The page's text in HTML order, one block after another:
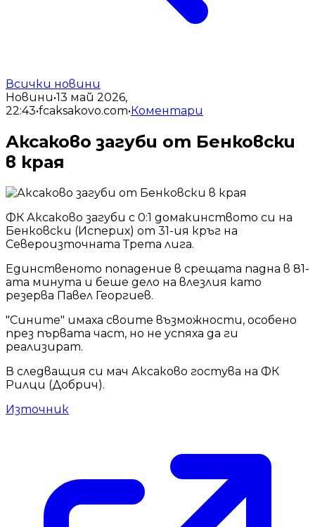
Всички новини
Новини•13 май 2026,
22:43•fcaksakovo.com•Коментари
Аксаково загуби от Бенковски
в края
ФК Аксаково загуби с 0:1 домакинството си на
Бенковски (Исперих) от 31-ия кръг на
Североизточната Трета лига.
Единственото попадение в срещата падна в 81-
ата минута и беше дело на влезлия като
резерва Павел Георгиев.
"Сините" имаха своите възможности, особено
през първата част, но не успяха да ги
реализират.
В следващия си мач Аксаково гостува на ФК
Рилци (Добрич).
Източник